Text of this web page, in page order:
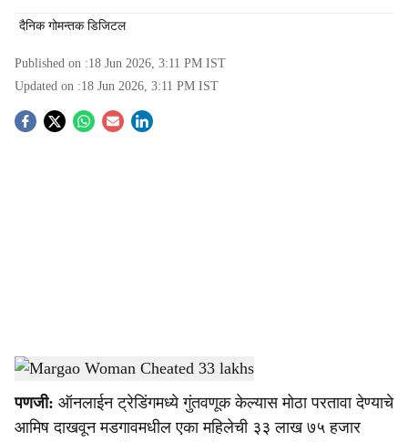
दैनिक गोमन्तक डिजिटल
Published on :18 Jun 2026, 3:11 PM IST
Updated on :18 Jun 2026, 3:11 PM IST
S
a
Arrested-Dainik Gomantak
पणजी: ऑनलाईन ट्रेडिंगमध्ये गुंतवणूक केल्यास मोठा परतावा देण्याचे
आमिष दाखवून मडगावमधील एका महिलेची ३३ लाख ७५ हजार